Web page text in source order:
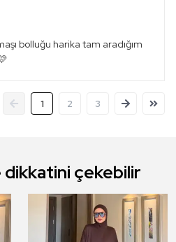
bolluğu harika tam aradığım
1 2 3
çekebilir